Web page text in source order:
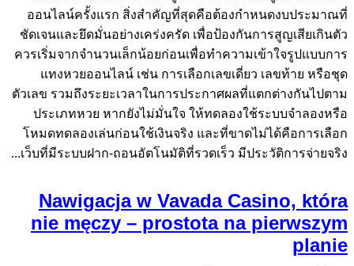
ออนไลน์ครั้งแรก สิ่งสำคัญที่สุดคือต้องกำหนดงบประมาณที่
ชัดเจนและยึดมั่นอย่างเคร่งครัด เพื่อป้องกันการสูญเสียเกินตัว
ควรเริ่มจากจำนวนเล็กน้อยก่อนเพื่อทำความเข้าใจรูปแบบการ
แทงหวยออนไลน์ เช่น การเลือกเลขเดี่ยว เลขท้าย หรือชุด
ตัวเลข รวมถึงระยะเวลาในการประกาศผลที่แตกต่างกันไปตาม
ประเภทหวย หากยังไม่มั่นใจ ให้ทดลองใช้ระบบจำลองหรือ
โหมดทดลองเล่นก่อนใช้เงินจริง และที่ขาดไม่ได้คือการเลือก
เว็บที่มีระบบฝาก-ถอนอัตโนมัติที่รวดเร็ว มีประวัติการจ่ายจริง...
Nawigacja w Vavada Casino, która
nie męczy – prostota na pierwszym
planie